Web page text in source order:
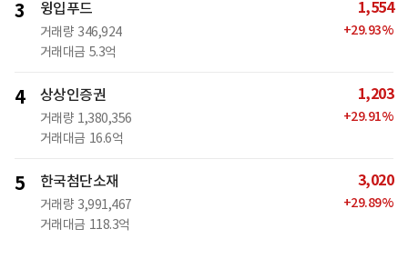
3 윙입푸드
거래량 346,924
거래대금 5.3억
1,554
+29.93%
4 상상인증권
거래량 1,380,356
거래대금 16.6억
1,203
+29.91%
5 한국첨단소재
거래량 3,991,467
거래대금 118.3억
3,020
+29.89%